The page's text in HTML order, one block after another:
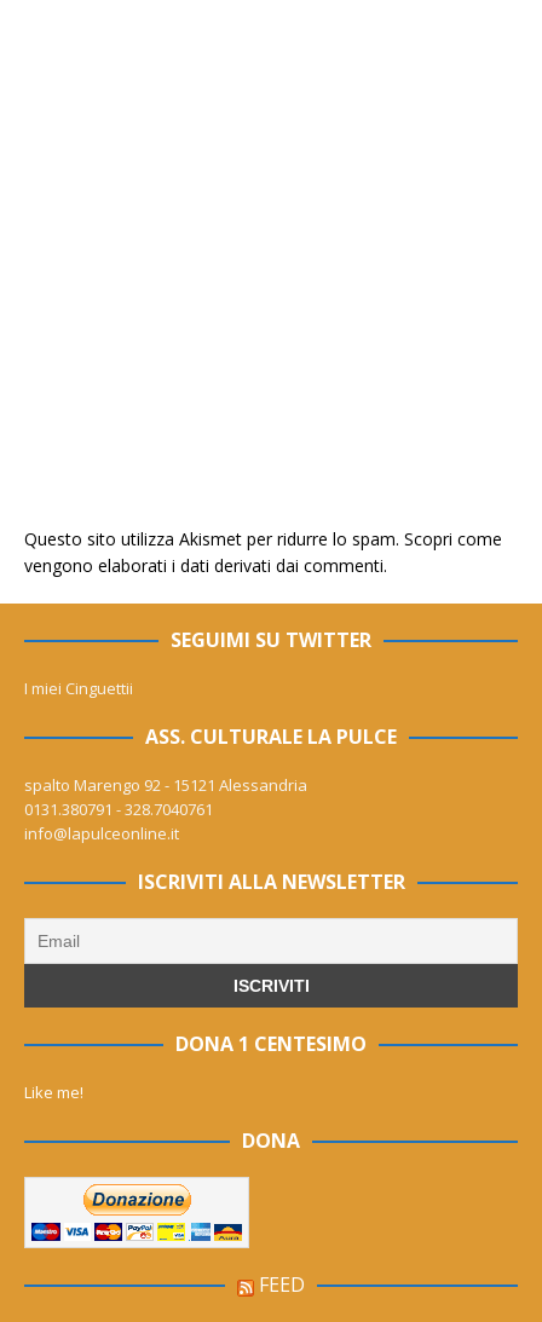
Questo sito utilizza Akismet per ridurre lo spam. Scopri come
vengono elaborati i dati derivati dai commenti.
SEGUIMI SU TWITTER
I miei Cinguettii
ASS. CULTURALE LA PULCE
spalto Marengo 92 - 15121 Alessandria
0131.380791 - 328.7040761
info@lapulceonline.it
ISCRIVITI ALLA NEWSLETTER
DONA 1 CENTESIMO
Like me!
DONA
FEED